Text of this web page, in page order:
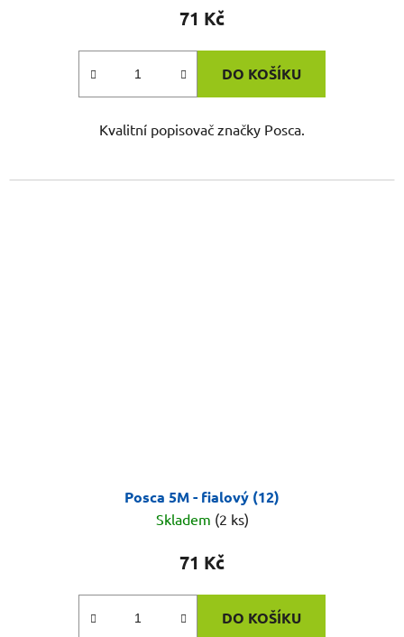
71 Kč
DO KOŠÍKU
Kvalitní popisovač značky Posca.
Posca 5M - fialový (12)
Skladem (2 ks)
71 Kč
DO KOŠÍKU